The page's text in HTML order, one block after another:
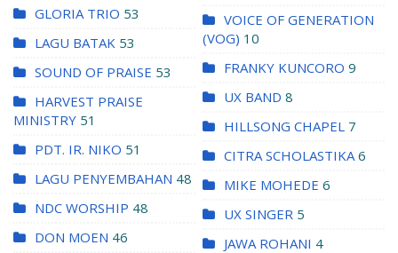
GLORIA TRIO 53
LAGU BATAK 53
SOUND OF PRAISE 53
HARVEST PRAISE
MINISTRY 51
PDT. IR. NIKO 51
LAGU PENYEMBAHAN 48
NDC WORSHIP 48
DON MOEN 46
VOICE OF GENERATION
(VOG) 10
FRANKY KUNCORO 9
UX BAND 8
HILLSONG CHAPEL 7
CITRA SCHOLASTIKA 6
MIKE MOHEDE 6
UX SINGER 5
JAWA ROHANI 4